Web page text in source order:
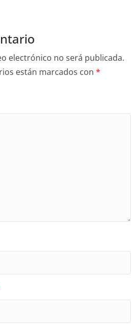
electrónico no será publicada.
están marcados con *